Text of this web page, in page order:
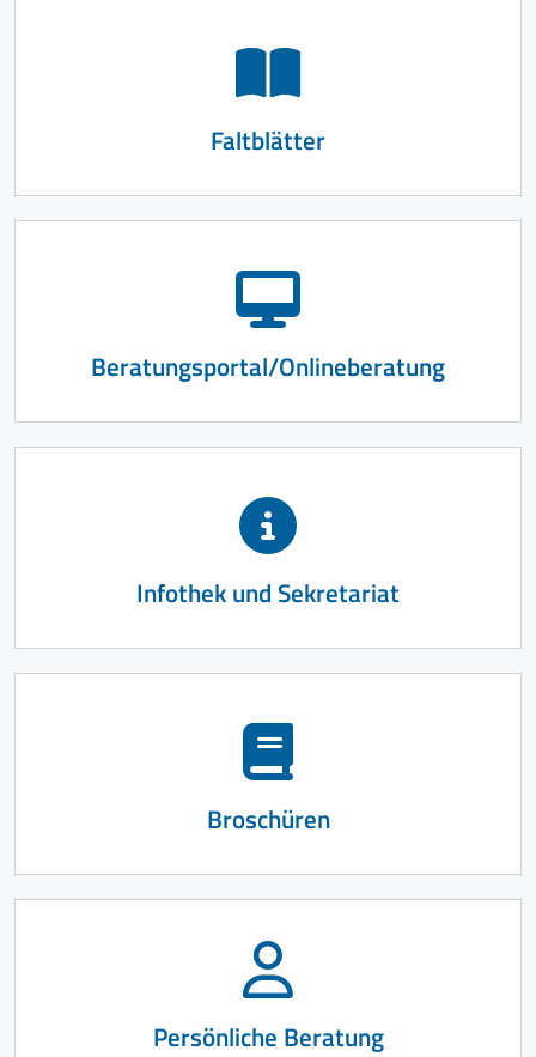
Faltblätter
Beratungsportal/Onlineberatung
Infothek und Sekretariat
Broschüren
Persönliche Beratung